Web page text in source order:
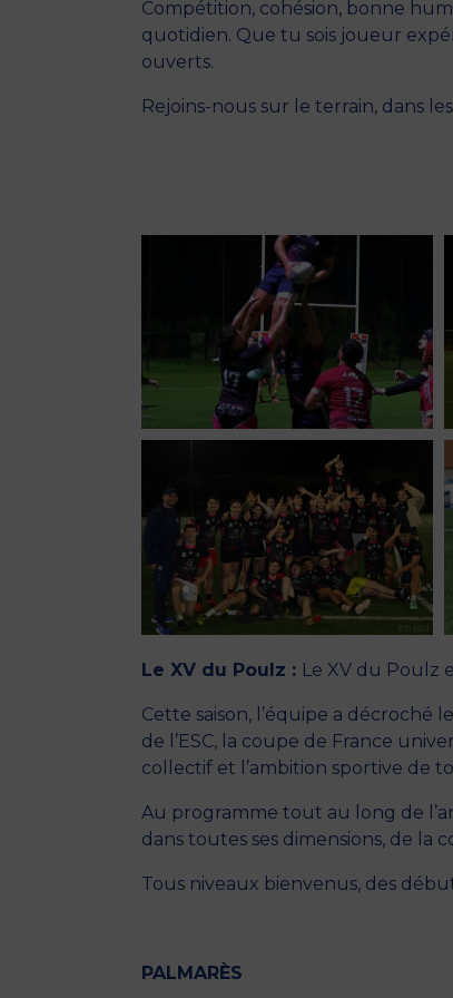
Compétition, cohésion, bonne
quotidien. Que tu sois joueur
ouverts.
Rejoins-nous sur le terrain, dans
Le XV du Poulz : Le XV du Poulz
Cette saison, l’équipe a décroché
de l’ESC, la coupe de France
collectif et l’ambition sportive de
Au programme tout au long de
dans toutes ses dimensions, de la
Tous niveaux bienvenus, des
PALMARÈS